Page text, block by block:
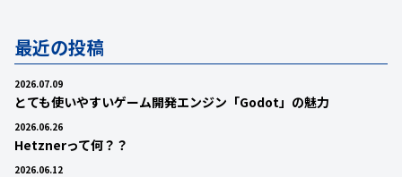
最近の投稿
2026.07.09
とても使いやすいゲーム開発エンジン「Godot」の魅力
2026.06.26
Hetznerって何？？
2026.06.12